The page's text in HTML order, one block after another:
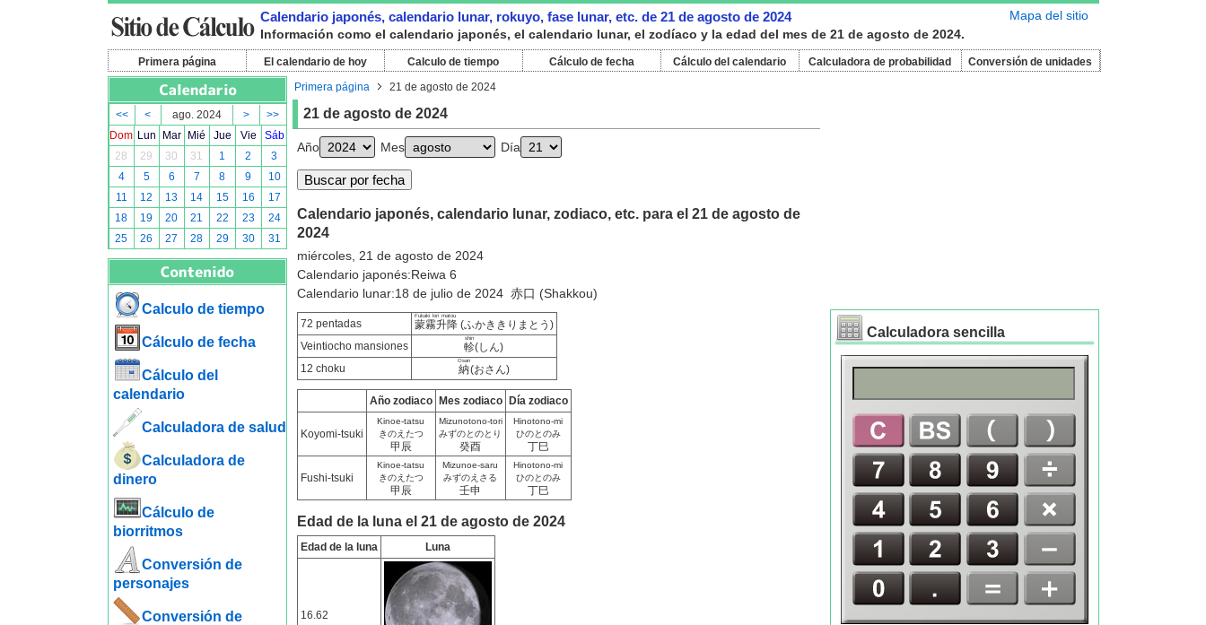
Mapa del sitio
Calendario japonés, calendario lunar, rokuyo, fase lunar, etc. de 21 de agosto de 2024
Información como el calendario japonés, el calendario lunar, el zodíaco y la edad del mes de 21 de agosto de 2024.
Primera página El calendario de hoy Calculo de tiempo Cálculo de fecha Cálculo del calendario Calculadora de probabilidad Conversión de unidades
<< < ago. 2024 >
>>
Dom Lun Mar Mié Jue Vie
Sáb
28
29 30 31 1 2
3
4
5 6 7 8 9
10
11
12 13 14 15 16
17
18
19 20 21 22 23
24
25
26 27 28 29 30 31
Calculo de tiempo
Cálculo de fecha
Cálculo del
calendario
Calculadora de salud
Calculadora de
dinero
Cálculo de
biorritmos
Conversión de
personajes
Conversión de
Primera página 21 de agosto de 2024
21 de agosto de 2024
Año Mes Día
Calendario japonés, calendario lunar, zodiaco, etc. para el 21 de agosto de
2024
miércoles, 21 de agosto de 2024
Calendario japonés:Reiwa 6
Calendario lunar:18 de julio de 2024 赤口 (Shakkou)
72 pentadas 蒙霧升降
Fukaki kiri matou
(ふかききりまとう)
Veintiocho mansiones
軫
shin
(しん)
12 choku
納
Osan
(おさん)
Año zodiaco Mes zodiaco Día zodiaco
Koyomi-tsuki
Kinoe-tatsu
きのえたつ
甲辰
Mizunotono-tori
みずのとのとり
癸酉
Hinotono-mi
ひのとのみ
丁巳
Fushi-tsuki
Kinoe-tatsu
きのえたつ
甲辰
Mizunoe-saru
みずのえさる
壬申
Hinotono-mi
ひのとのみ
丁巳
Edad de la luna el 21 de agosto de 2024
Edad de la luna Luna
16.62
Calculadora sencilla